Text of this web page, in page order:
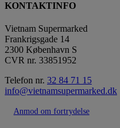
KONTAKTINFO
Vietnam Supermarked
Frankrigsgade 14
2300 København S
CVR nr. 33851952
Telefon nr. 32 84 71 15
info@vietnamsupermarked.dk
Anmod om fortrydelse